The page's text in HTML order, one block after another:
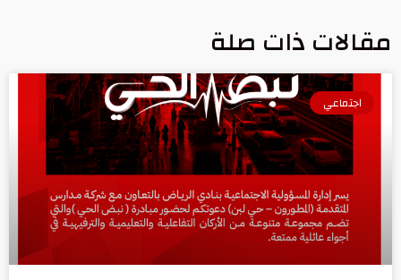
مقالات ذات صلة
اجتماعي